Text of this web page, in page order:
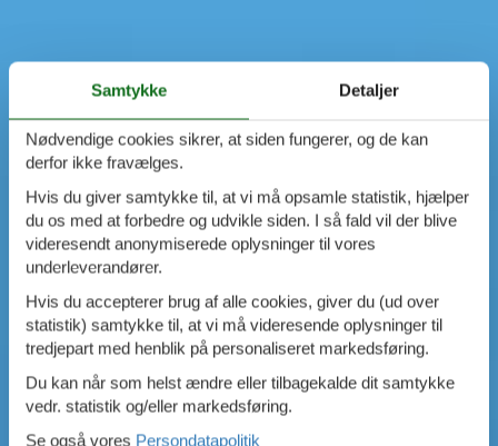
Samtykke Detaljer
Nødvendige cookies sikrer, at siden fungerer, og de kan
derfor ikke fravælges.
Hvis du giver samtykke til, at vi må opsamle statistik, hjælper
du os med at forbedre og udvikle siden. I så fald vil der blive
videresendt anonymiserede oplysninger til vores
underleverandører.
Hvis du accepterer brug af alle cookies, giver du (ud over
statistik) samtykke til, at vi må videresende oplysninger til
tredjepart med henblik på personaliseret markedsføring.
Du kan når som helst ændre eller tilbagekalde dit samtykke
vedr. statistik og/eller markedsføring.
Se også vores Persondatapolitik